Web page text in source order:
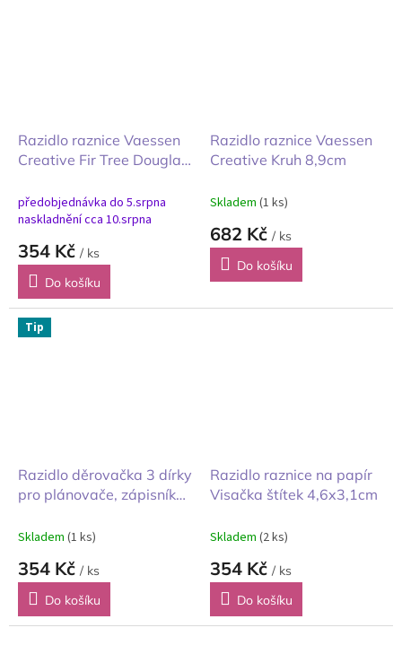
Razidlo raznice Vaessen
Creative Fir Tree Douglas
4,5 cm
předobjednávka do 5.srpna
naskladnění cca 10.srpna
354 Kč / ks
Do košíku
Razidlo raznice Vaessen
Creative Kruh 8,9cm
Skladem (1 ks)
682 Kč / ks
Do košíku
Tip
Razidlo děrovačka 3 dírky
pro plánovače, zápisníky
Skladem (1 ks)
354 Kč / ks
Do košíku
Razidlo raznice na papír
Visačka štítek 4,6x3,1cm
Skladem (2 ks)
354 Kč / ks
Do košíku